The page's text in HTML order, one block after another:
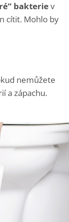
bakteriev
cítit. Mohlo by
nemůžete
a zápachu.